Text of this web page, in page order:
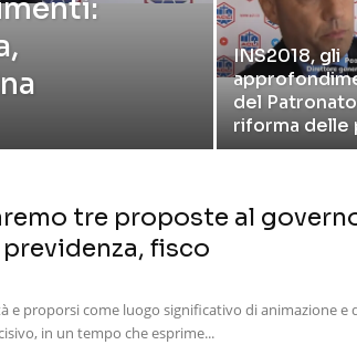
INS2018, gli
del
riforma delle
tre proposte al
fisco
e proporsi come luogo significativo di animazione e
in un tempo che esprime...